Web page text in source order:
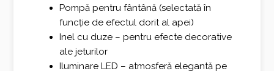
Pompă pentru fântână (selectată în
funcție de efectul dorit al apei)
Inel cu duze – pentru efecte decorative
ale jeturilor
Iluminare LED – atmosferă elegantă pe